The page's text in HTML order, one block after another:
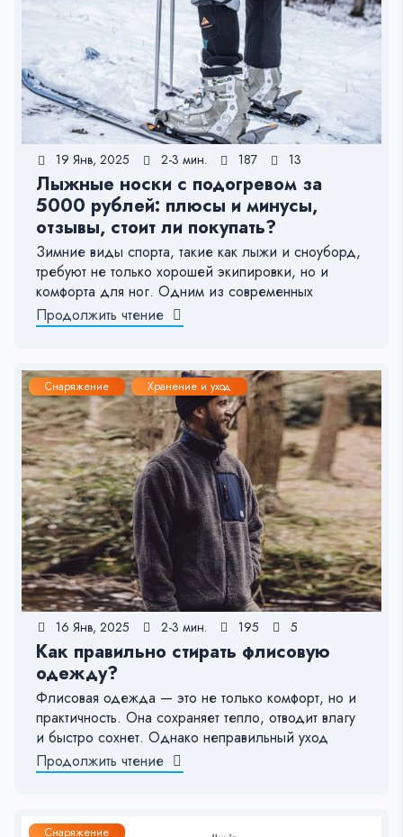
19 Янв, 2025 2-3 мин. 187 13
Лыжные носки с подогревом за
5000 рублей: плюсы и минусы,
отзывы, стоит ли покупать?
Зимние виды спорта, такие как лыжи и сноуборд,
требуют не только хорошей экипировки, но и
комфорта для ног. Одним из современных
Продолжить чтение
Снаряжение Хранение и уход
16 Янв, 2025 2-3 мин. 195 5
Как правильно стирать флисовую
одежду?
Флисовая одежда — это не только комфорт, но и
практичность. Она сохраняет тепло, отводит влагу
и быстро сохнет. Однако неправильный уход
Продолжить чтение
Снаряжение